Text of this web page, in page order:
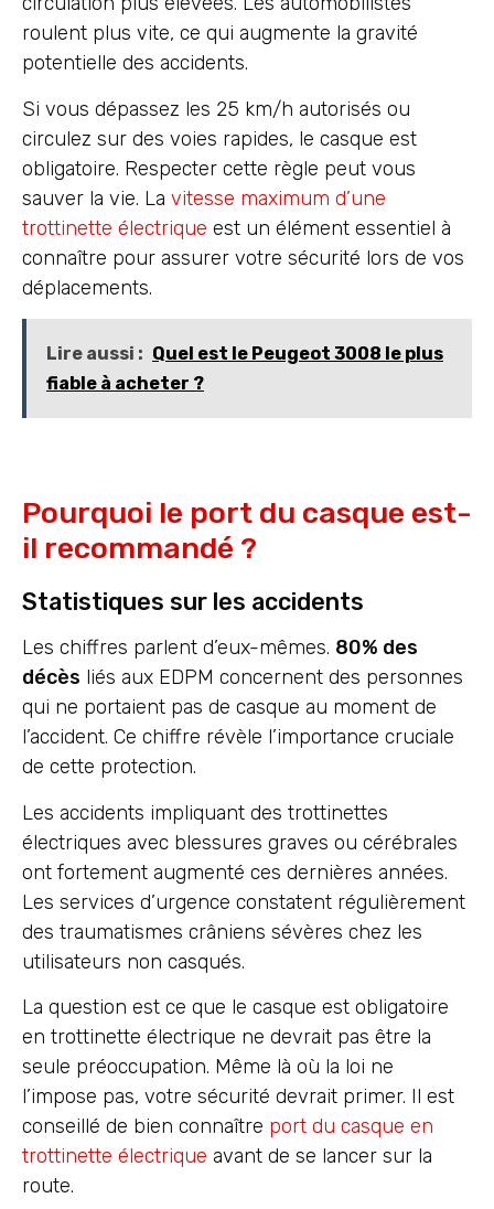
roulent plus vite, ce qui augmente la gravité
potentielle des accidents.
Si vous dépassez les 25 km/h autorisés ou
circulez sur des voies rapides, le casque est
obligatoire. Respecter cette règle peut vous
sauver la vie. La vitesse maximum d’une
trottinette électrique est un élément essentiel à
connaître pour assurer votre sécurité lors de vos
déplacements.
Lire aussi : Quel est le Peugeot 3008 le plus
fiable à acheter ?
Pourquoi le port du casque est-
il recommandé ?
Statistiques sur les accidents
Les chiffres parlent d’eux-mêmes. 80% des
décès liés aux EDPM concernent des personnes
qui ne portaient pas de casque au moment de
l’accident. Ce chiffre révèle l’importance cruciale
de cette protection.
Les accidents impliquant des trottinettes
électriques avec blessures graves ou cérébrales
ont fortement augmenté ces dernières années.
Les services d’urgence constatent régulièrement
des traumatismes crâniens sévères chez les
utilisateurs non casqués.
La question est ce que le casque est obligatoire
en trottinette électrique ne devrait pas être la
seule préoccupation. Même là où la loi ne
l’impose pas, votre sécurité devrait primer. Il est
conseillé de bien connaître port du casque en
trottinette électrique avant de se lancer sur la
route.